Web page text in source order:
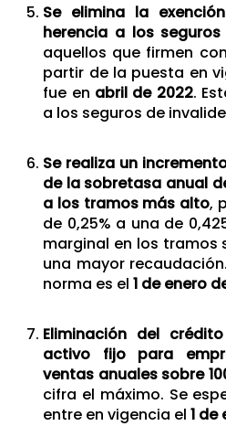
Se elimina la
herencia a los
aquellos que firmen
partir de la puesta en
fue en abril de 2022.
a los seguros de
Se realiza un
de la sobretasa anual
a los tramos más alto,
de 0,25% a una de
marginal en los tramos
una mayor
norma es el1 de enero
Eliminación del
activo fijo para
ventas anuales sobre
cifra el máximo. Se
entre en vigencia el1 de